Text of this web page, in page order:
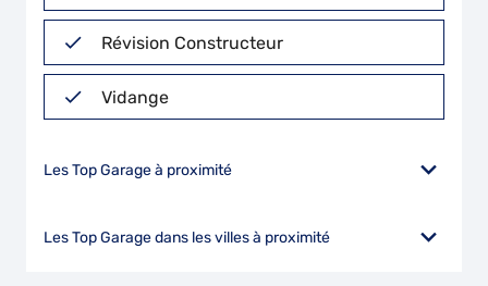
Révision Constructeur
Vidange
Les Top Garage à proximité
Les Top Garage dans les villes à proximité